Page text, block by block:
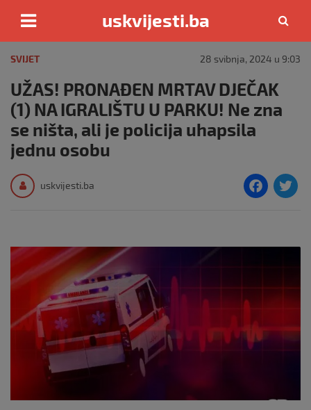
content
uskvijesti.ba
SVIJET 28 svibnja, 2024 u 9:03
UŽAS! PRONAĐEN MRTAV DJEČAK
(1) NA IGRALIŠTU U PARKU! Ne zna
se ništa, ali je policija uhapsila
jednu osobu
uskvijesti.ba
F
e
o
k